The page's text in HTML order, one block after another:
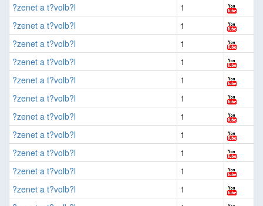
?zenet a t?volb?l
1
?zenet a t?volb?l
1
?zenet a t?volb?l
1
?zenet a t?volb?l
1
?zenet a t?volb?l
1
?zenet a t?volb?l
1
?zenet a t?volb?l
1
?zenet a t?volb?l
1
?zenet a t?volb?l
1
?zenet a t?volb?l
1
?zenet a t?volb?l
1